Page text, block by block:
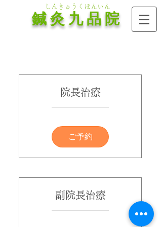
鍼 灸 九 品 院
しんきゅうくほんいん
院長治療
ご予約
副院長治療